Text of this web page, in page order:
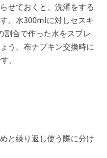
せておくと、洗濯をする
。水300mlに対しセスキ
割合で作った水をスプレ
う。布ナプキン交換時に
。
と繰り返し使う際に分け